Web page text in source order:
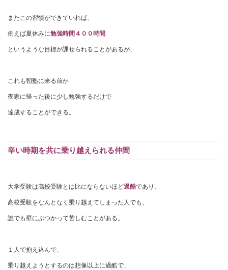
またこの習慣ができていれば、
例えば夏休みに勉強時間４００時間
というような目標が課せられることがあるが、
これも朝塾に来る前か
夜家に帰った後に少し勉強するだけで
達成することができる。
辛い時期を共に乗り越えられる仲間
大学受験は高校受験とは比にならないほど過酷であり、
高校受験をなんとなく乗り越えてしまった人でも、
誰でも壁にぶつかって苦しむことがある。
１人で抱え込んで、
乗り越えようとするのは想像以上に過酷で、